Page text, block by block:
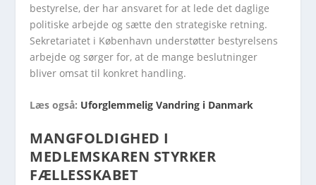
bestyrelse, der har ansvaret for at lede det daglige
politiske arbejde og sætte den strategiske retning.
Sekretariatet i København understøtter bestyrelsens
arbejde og sørger for, at de mange beslutninger
bliver omsat til konkret handling.
Læs også: Uforglemmelig Vandring i Danmark
MANGFOLDIGHED I
MEDLEMSKAREN STYRKER
FÆLLESSKABET